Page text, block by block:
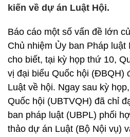
kiến về dự án Luật Hội.
Báo cáo một số vấn đề lớn
Chủ nhiệm Ủy ban Pháp
cho biết, tại kỳ họp thứ 10,
vị đại biểu Quốc hội (ĐBQH)
Luật về hội. Ngay sau kỳ
Quốc hội (UBTVQH) đã chỉ
ban pháp luật (UBPL) phối
thảo dự án Luật (Bộ Nội vụ)